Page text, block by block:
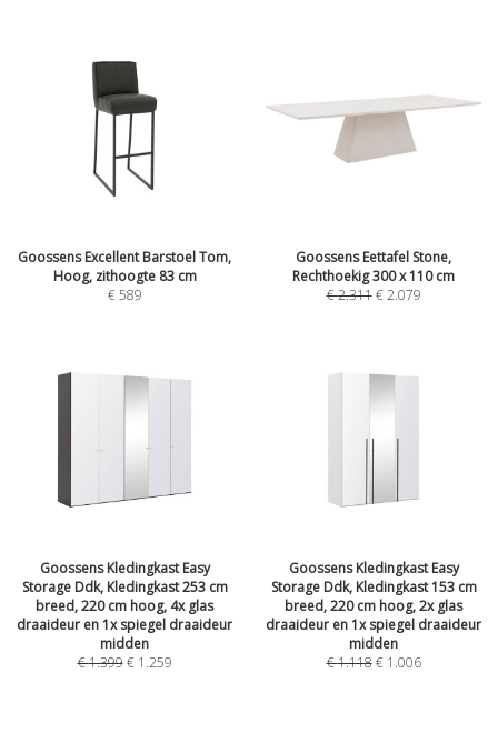
Goossens Excellent Barstoel Tom,
Hoog, zithoogte 83 cm
€589
Goossens Eettafel Stone,
Rechthoekig 300 x 110 cm
€2.311 €2.079
Goossens Kledingkast Easy
Storage Ddk, Kledingkast 253 cm
breed, 220 cm hoog, 4x glas
draaideur en 1x spiegel draaideur
midden
€1.399 € 1.259
Goossens Kledingkast Easy
Storage Ddk, Kledingkast 153 cm
breed, 220 cm hoog, 2x glas
draaideur en 1x spiegel draaideur
midden
€1.118 € 1.006